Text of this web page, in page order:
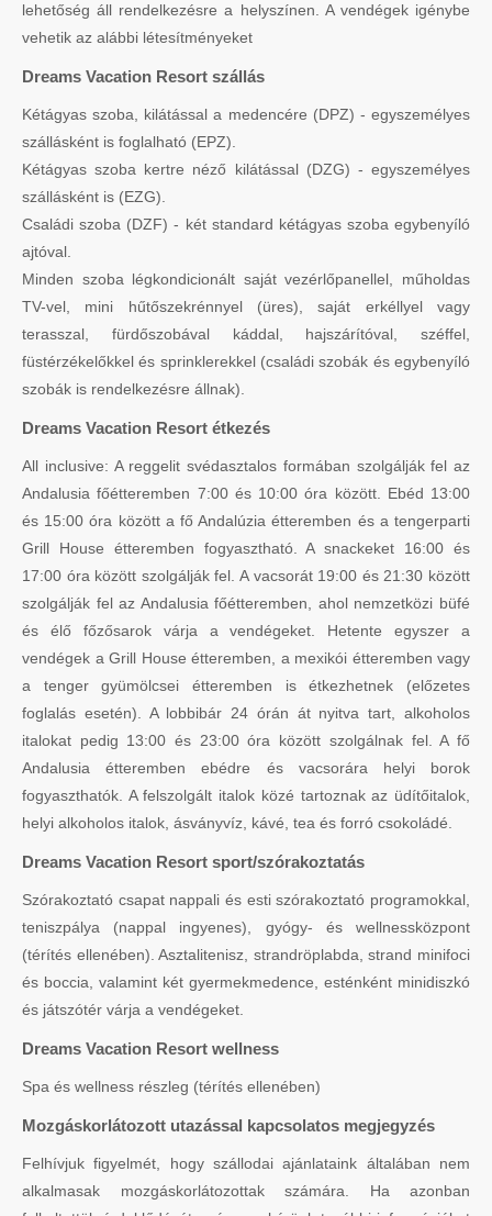
lehetőség áll rendelkezésre a helyszínen. A vendégek igénybe
vehetik az alábbi létesítményeket
Dreams Vacation Resort szállás
Kétágyas szoba, kilátással a medencére (DPZ) - egyszemélyes
szállásként is foglalható (EPZ).
Kétágyas szoba kertre néző kilátással (DZG) - egyszemélyes
szállásként is (EZG).
Családi szoba (DZF) - két standard kétágyas szoba egybenyíló
ajtóval.
Minden szoba légkondicionált saját vezérlőpanellel, műholdas
TV-vel, mini hűtőszekrénnyel (üres), saját erkéllyel vagy
terasszal, fürdőszobával káddal, hajszárítóval, széffel,
füstérzékelőkkel és sprinklerekkel (családi szobák és egybenyíló
szobák is rendelkezésre állnak).
Dreams Vacation Resort étkezés
All inclusive: A reggelit svédasztalos formában szolgálják fel az
Andalusia főétteremben 7:00 és 10:00 óra között. Ebéd 13:00
és 15:00 óra között a fő Andalúzia étteremben és a tengerparti
Grill House étteremben fogyasztható. A snackeket 16:00 és
17:00 óra között szolgálják fel. A vacsorát 19:00 és 21:30 között
szolgálják fel az Andalusia főétteremben, ahol nemzetközi büfé
és élő főzősarok várja a vendégeket. Hetente egyszer a
vendégek a Grill House étteremben, a mexikói étteremben vagy
a tenger gyümölcsei étteremben is étkezhetnek (előzetes
foglalás esetén). A lobbibár 24 órán át nyitva tart, alkoholos
italokat pedig 13:00 és 23:00 óra között szolgálnak fel. A fő
Andalusia étteremben ebédre és vacsorára helyi borok
fogyaszthatók. A felszolgált italok közé tartoznak az üdítőitalok,
helyi alkoholos italok, ásványvíz, kávé, tea és forró csokoládé.
Dreams Vacation Resort sport/szórakoztatás
Szórakoztató csapat nappali és esti szórakoztató programokkal,
teniszpálya (nappal ingyenes), gyógy- és wellnessközpont
(térítés ellenében). Asztalitenisz, strandröplabda, strand minifoci
és boccia, valamint két gyermekmedence, esténként minidiszkó
és játszótér várja a vendégeket.
Dreams Vacation Resort wellness
Spa és wellness részleg (térítés ellenében)
Mozgáskorlátozott utazással kapcsolatos megjegyzés
Felhívjuk figyelmét, hogy szállodai ajánlataink általában nem
alkalmasak mozgáskorlátozottak számára. Ha azonban